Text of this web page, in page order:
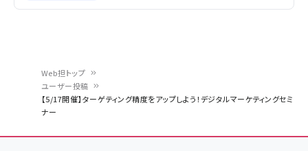
く
Web担トップ
ユーザー投稿
【5/17開催】ターゲティング精度をアップしよう！デジタルマーケティングセミ
ナー